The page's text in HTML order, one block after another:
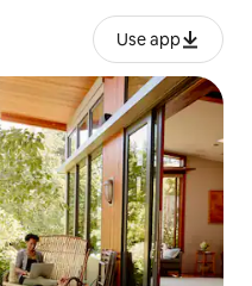
Use app